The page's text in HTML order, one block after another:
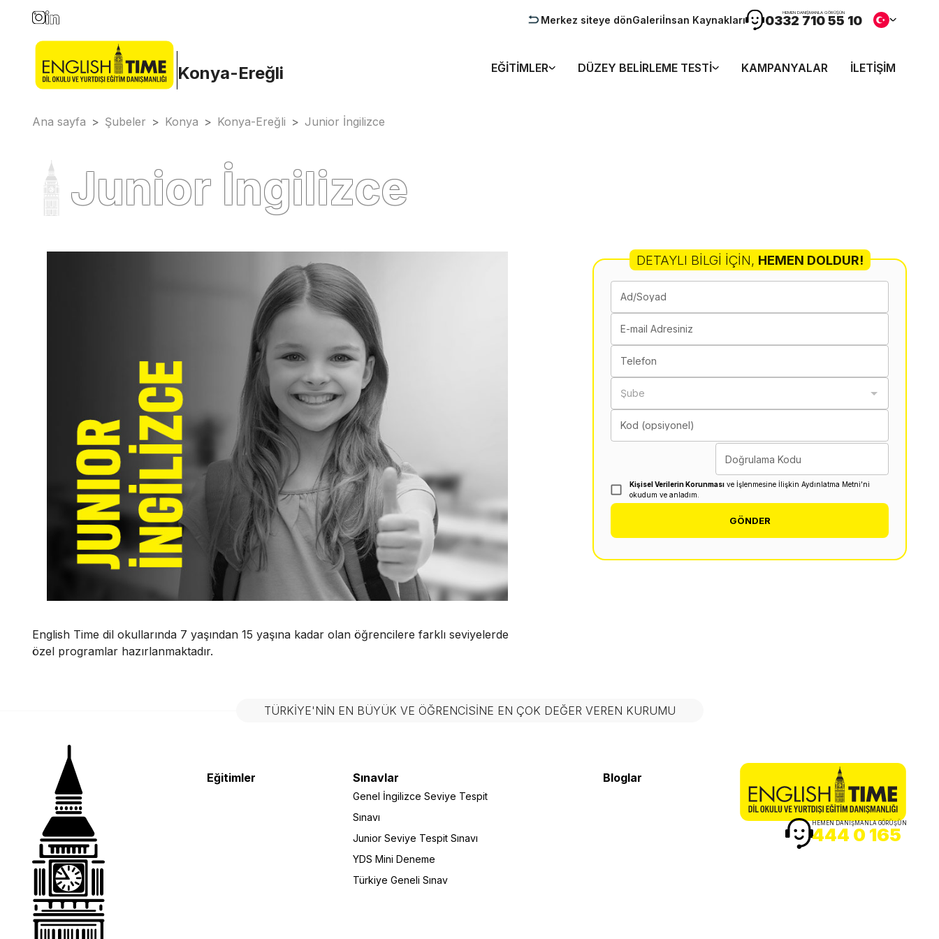
Merkez siteye dönGaleriİnsan Kaynakları
HEMEN DANIŞMANLA GÖRÜŞÜN
0332 710 55 10
Konya-Ereğli EĞITIMLER DÜZEY BELIRLEME TESTI KAMPANYALAR İLETIŞIM
Ana sayfa > Şubeler > Konya > Konya-Ereğli > Junior İngilizce
Junior İngilizce
English Time dil okullarında 7 yaşından 15 yaşına kadar olan öğrencilere farklı seviyelerde
özel programlar hazırlanmaktadır.
DETAYLI BILGI İÇIN, HEMEN DOLDUR!
Ad/Soyad
E-mail Adresiniz
Telefon
Şube
Kod (opsiyonel)
Doğrulama Kodu
Kişisel Verilerin Korunması ve İşlenmesine İlişkin Aydınlatma Metni'ni
okudum ve anladım.
GÖNDER
TÜRKIYE'NIN EN BÜYÜK VE ÖĞRENCISINE EN ÇOK DEĞER VEREN KURUMU
Eğitimler Sınavlar
Genel İngilizce Seviye Tespit
Sınavı
Junior Seviye Tespit Sınavı
YDS Mini Deneme
Türkiye Geneli Sınav
Bloglar
HEMEN DANIŞMANLA GÖRÜŞÜN
444 0 165